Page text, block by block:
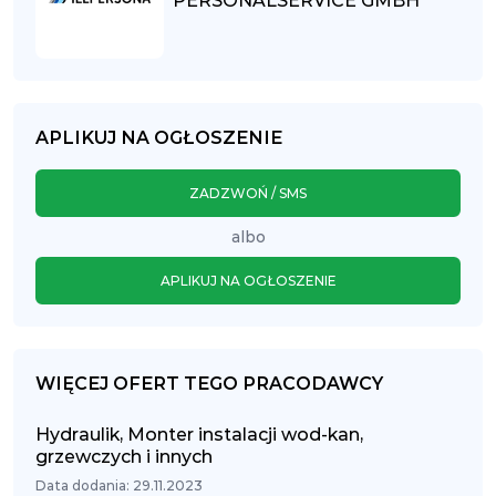
APLIKUJ NA OGŁOSZENIE
ZADZWOŃ / SMS
albo
APLIKUJ NA OGŁOSZENIE
WIĘCEJ OFERT TEGO PRACODAWCY
Hydraulik, Monter instalacji wod-kan,
grzewczych i innych
Data dodania: 29.11.2023